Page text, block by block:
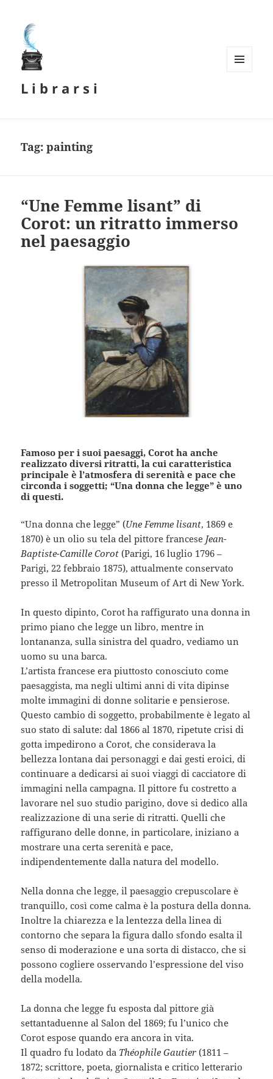
L i b r a r s i
Tag:painting
“Une Femme lisant” di
Corot: un ritratto immerso
nel paesaggio
Famoso per i suoi paesaggi, Corot ha anche
realizzato diversi ritratti, la cui caratteristica
principale è l’atmosfera di serenità e pace che
circonda i soggetti; “Una donna che legge” è uno
di questi.
“Una donna che legge” (Une Femme lisant, 1869 e
1870) è un olio su tela del pittore francese Jean-
Baptiste-Camille Corot (Parigi, 16 luglio 1796 –
Parigi, 22 febbraio 1875), attualmente conservato
presso il Metropolitan Museum of Art di New York.
In questo dipinto, Corot ha raffigurato una donna in
primo piano che legge un libro, mentre in
lontananza, sulla sinistra del quadro, vediamo un
uomo su una barca.
L’artista francese era piuttosto conosciuto come
paesaggista, ma negli ultimi anni di vita dipinse
molte immagini di donne solitarie e pensierose.
Questo cambio di soggetto, probabilmente è legato al
suo stato di salute: dal 1866 al 1870, ripetute crisi di
gotta impedirono a Corot, che considerava la
bellezza lontana dai personaggi e dai gesti eroici, di
continuare a dedicarsi ai suoi viaggi di cacciatore di
immagini nella campagna. Il pittore fu costretto a
lavorare nel suo studio parigino, dove si dedico alla
realizzazione di una serie di ritratti. Quelli che
raffigurano delle donne, in particolare, iniziano a
mostrare una certa serenità e pace,
indipendentemente dalla natura del modello.
Nella donna che legge, il paesaggio crepuscolare è
tranquillo, così come calma è la postura della donna.
Inoltre la chiarezza e la lentezza della linea di
contorno che separa la figura dallo sfondo esalta il
senso di moderazione e una sorta di distacco, che si
possono cogliere osservando l’espressione del viso
della modella.
La donna che legge fu esposta dal pittore già
settantaduenne al Salon del 1869; fu l’unico che
Corot espose quando era ancora in vita.
Il quadro fu lodato da Théophile Gautier (1811 –
1872; scrittore, poeta, giornalista e critico letterario